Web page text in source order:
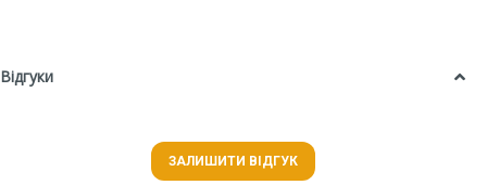
Відгуки
ЗАЛИШИТИ ВІДГУК